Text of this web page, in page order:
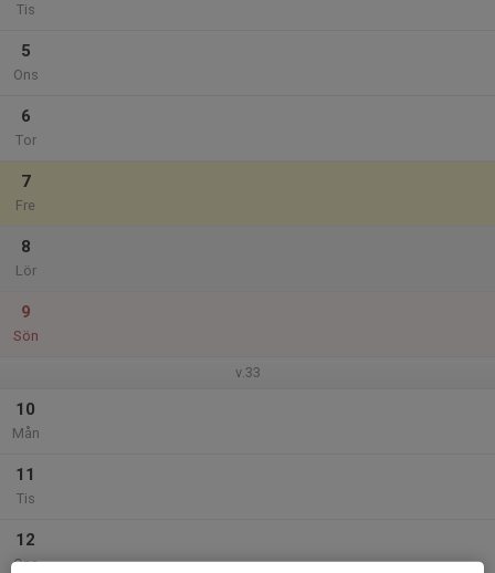
Tis
5
Ons
6
Tor
7
Fre
8
Lör
9
Sön
v.33
10
Mån
11
Tis
12
Ons